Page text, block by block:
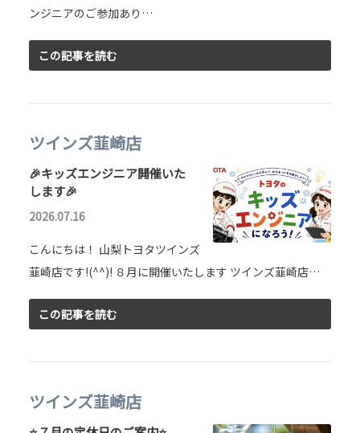
ンジニアのご参加あり…
この記事を読む
ツインズ韮崎店
🎉キッズエンジニア開催いた
します🎉
2026.07.16
こんにちは！ 山梨トヨタツインズ
韮崎店です!(^^)! ８月に開催いたします ツインズ韮崎店…
この記事を読む
ツインズ韮崎店